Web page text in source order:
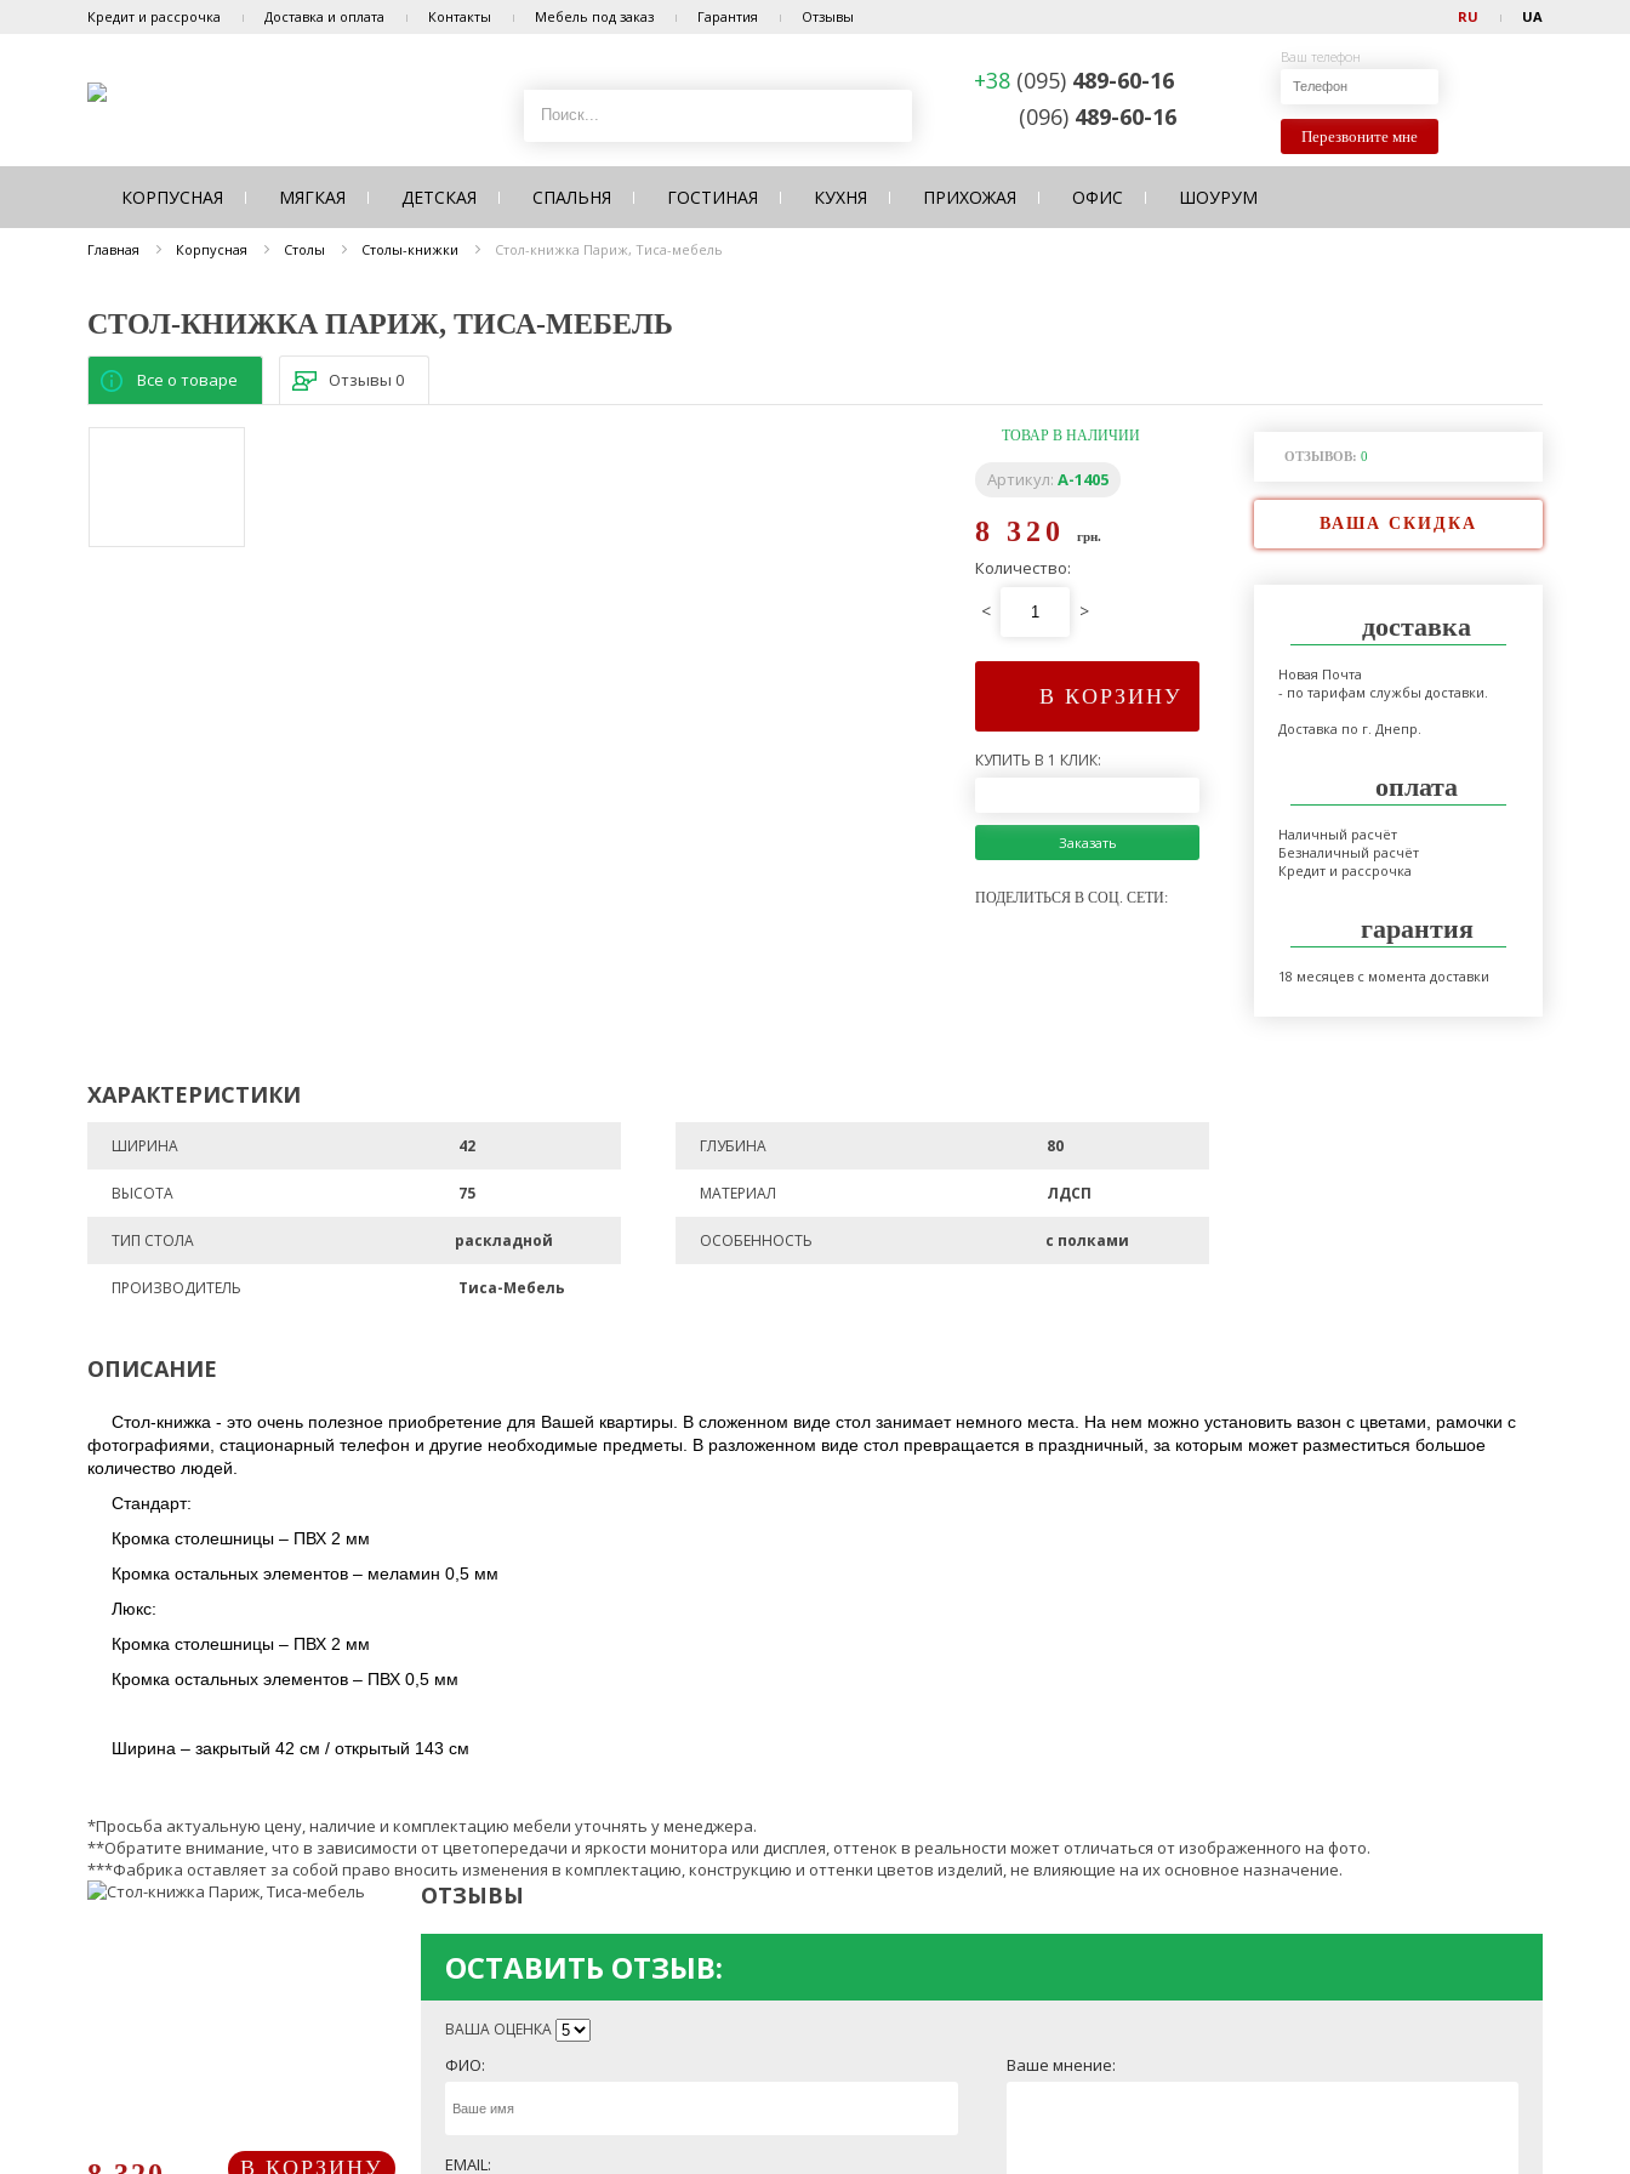
Кредит и рассрочка Доставка и оплата Контакты Мебель под заказ Гарантия Отзывы RU UA
+38 (095) 489-60-16
(096) 489-60-16
Ваш телефон
Перезвоните мне
КОРПУСНАЯ МЯГКАЯ ДЕТСКАЯ СПАЛЬНЯ ГОСТИНАЯ КУХНЯ ПРИХОЖАЯ ОФИС ШОУРУМ
Главная Корпусная Столы Столы-книжки Стол-книжка Париж, Тиса-мебель
СТОЛ-КНИЖКА ПАРИЖ, ТИСА-МЕБЕЛЬ
Все о товаре Отзывы 0
ТОВАР В НАЛИЧИИ
Артикул: A-1405
8 320 грн.
Количество:
< >
В КОРЗИНУ
КУПИТЬ В 1 КЛИК:
Заказать
ПОДЕЛИТЬСЯ В СОЦ. СЕТИ:
ОТЗЫВОВ: 0
ВАША СКИДКА
доставка
Новая Почта
- по тарифам службы доставки.
Доставка по г. Днепр.
оплата
Наличный расчёт
Безналичный расчёт
Кредит и рассрочка
гарантия
18 месяцев с момента доставки
ХАРАКТЕРИСТИКИ
ШИРИНА 42 ГЛУБИНА 80
ВЫСОТА 75 МАТЕРИАЛ ЛДСП
ТИП СТОЛА раскладной ОСОБЕННОСТЬ с полками
ПРОИЗВОДИТЕЛЬ Тиса-Мебель
ОПИСАНИЕ
Стол-книжка - это очень полезное приобретение для Вашей квартиры. В сложенном виде стол занимает немного места. На нем можно установить вазон с цветами, рамочки с
фотографиями, стационарный телефон и другие необходимые предметы. В разложенном виде стол превращается в праздничный, за которым может разместиться большое
количество людей.
Стандарт:
Кромка столешницы – ПВХ 2 мм
Кромка остальных элементов – меламин 0,5 мм
Люкс:
Кромка столешницы – ПВХ 2 мм
Кромка остальных элементов – ПВХ 0,5 мм
Ширина – закрытый 42 см / открытый 143 см
*Просьба актуальную цену, наличие и комплектацию мебели уточнять у менеджера.
**Обратите внимание, что в зависимости от цветопередачи и яркости монитора или дисплея, оттенок в реальности может отличаться от изображенного на фото.
***Фабрика оставляет за собой право вносить изменения в комплектацию, конструкцию и оттенки цветов изделий, не влияющие на их основное назначение.
В КОРЗИНУ
ОТЗЫВЫ
ОСТАВИТЬ ОТЗЫВ:
ВАША ОЦЕНКА
ФИО:
EMAIL:
Ваше мнение: